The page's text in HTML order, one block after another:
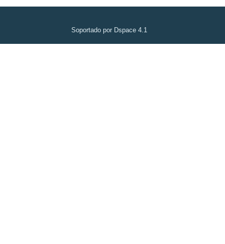
Soportado por Dspace 4.1